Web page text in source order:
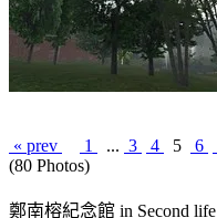
« prev 1 ... 3 4 5 6
(80 Photos)
鄭南榕紀念館 in Second life